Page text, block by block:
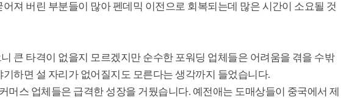
져 버린 부분들이 많아 펜데믹 이전으로 회복되는데 많은 시간이 소요될 것
큰 타격이 없을지 모르겠지만 순수한 포워딩 업체들은 어려움을 겪을 수밖
하면 설 자리가 없어질지도 모른다는 생각까지 들었습니다.
머스 업체들은 급격한 성장을 거뒀습니다. 예전애는 도매상들이 중국에서 제